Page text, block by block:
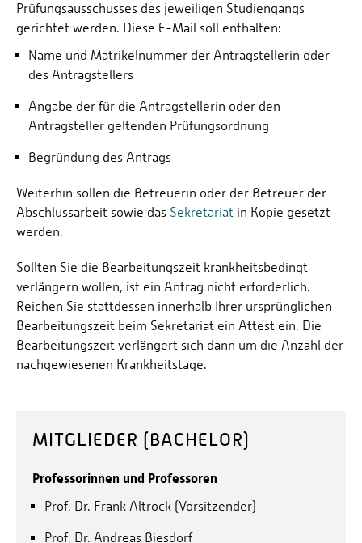
Prüfungsausschusses des jeweiligen Studiengangs
gerichtet werden. Diese E-Mail soll enthalten:
Name und Matrikelnummer der Antragstellerin oder
des Antragstellers
Angabe der für die Antragstellerin oder den
Antragsteller geltenden Prüfungsordnung
Begründung des Antrags
Weiterhin sollen die Betreuerin oder der Betreuer der
Abschlussarbeit sowie das Sekretariat in Kopie gesetzt
werden.
Sollten Sie die Bearbeitungszeit krankheitsbedingt
verlängern wollen, ist ein Antrag nicht erforderlich.
Reichen Sie stattdessen innerhalb Ihrer ursprünglichen
Bearbeitungszeit beim Sekretariat ein Attest ein. Die
Bearbeitungszeit verlängert sich dann um die Anzahl der
nachgewiesenen Krankheitstage.
MITGLIEDER (BACHELOR)
Professorinnen und Professoren
Prof. Dr. Frank Altrock (Vorsitzender)
Prof. Dr. Andreas Biesdorf